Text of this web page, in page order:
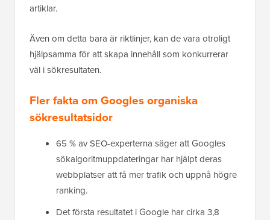
artiklar.
Även om detta bara är riktlinjer, kan de vara otroligt
hjälpsamma för att skapa innehåll som konkurrerar
väl i sökresultaten.
Fler fakta om Googles organiska
sökresultatsidor
65 % av SEO-experterna säger att Googles
sökalgoritmuppdateringar har hjälpt deras
webbplatser att få mer trafik och uppnå högre
ranking.
Det första resultatet i Google har cirka 3,8